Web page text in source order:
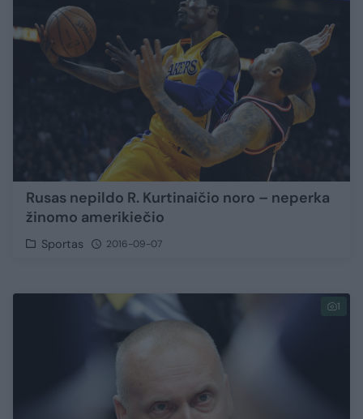
Rusas nepildo R. Kurtinaičio noro – neperka
žinomo amerikiečio
Sportas 2016-09-07
1